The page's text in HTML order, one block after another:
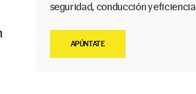
seguridad, conducción y eficiencia.
APÚNTATE